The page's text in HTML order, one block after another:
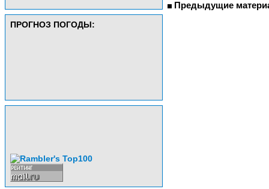
ПРОГНОЗ ПОГОДЫ:
Предыдущие